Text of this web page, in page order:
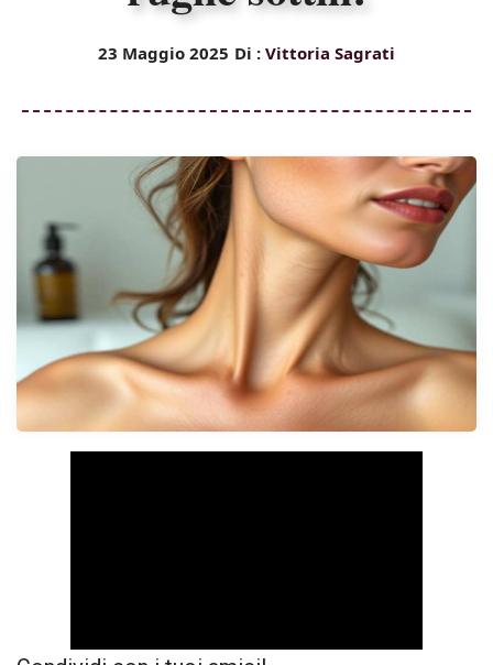
23 Maggio 2025 Di : Vittoria Sagrati